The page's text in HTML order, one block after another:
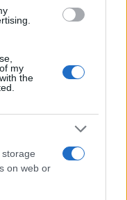
my
the
on web or
In redazione
sostenibile e
dei vicoli
professionale.